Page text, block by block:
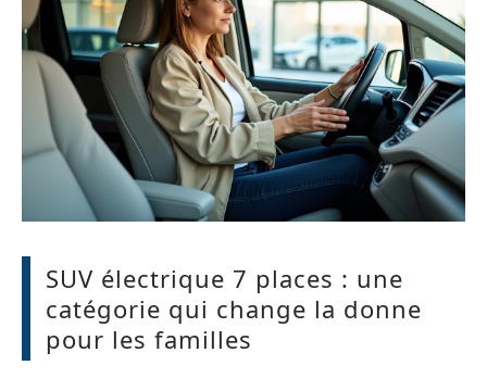
SUV électrique 7 places : une
catégorie qui change la donne
pour les familles